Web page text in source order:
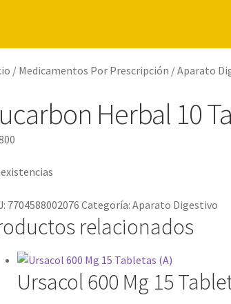
/ Medicamentos Por Prescripción /Aparato
Herbal 10
7704588002076 Categoría:Aparato Digestivo
relacionados
Ursacol 600 Mg 15